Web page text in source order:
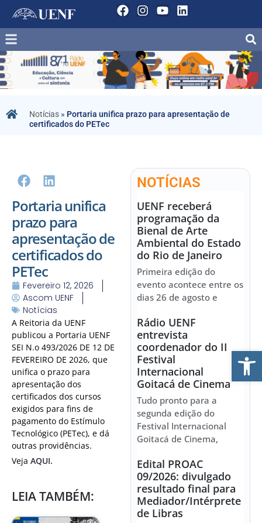
Notícias » Portaria unifica prazo para apresentação de
certificados do PETec
Portaria unifica
prazo para
apresentação de
certificados do
PETec
Fevereiro 12, 2026
Ascom UENF
Notícias
A Reitoria da UENF
publicou a Portaria UENF
SEI N.o 493/2026 DE 12 DE
FEVEREIRO DE 2026, que
unifica o prazo para
apresentação dos
certificados dos cursos
exigidos para fins de
pagamento do Estímulo
Tecnológico (PETec), e dá
outras providências.
Veja AQUI.
LEIA TAMBÉM:
NOTÍCIAS
UENF receberá
programação da
Bienal de Arte
Ambiental do Estado
do Rio de Janeiro
Primeira edição do
evento acontece entre os
dias 26 de agosto e
Rádio UENF
entrevista
coordenador do II
Festival
Internacional
Goitacá de Cinema
Tudo pronto para a
segunda edição do
Festival Internacional
Goitacá de Cinema,
Edital PROAC
09/2026: divulgado
resultado final para
Mediador/Intérprete
de Libras